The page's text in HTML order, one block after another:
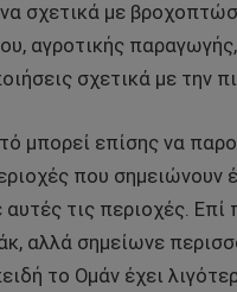
σχετικά με
αγροτικής
σχετικά με την
μπορεί επίσης να
που σημειώνουν
τις περιοχές.
αλλά σημείωνε
το Ομάν έχει